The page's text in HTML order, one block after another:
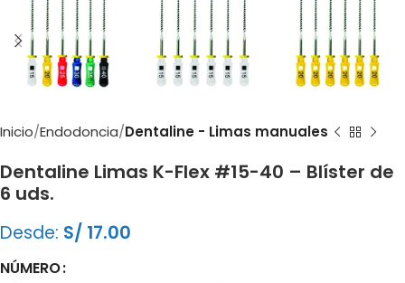
Inicio Endodoncia Dentaline - Limas manuales
Dentaline Limas K-Flex #15-40 – Blíster de
6 uds.
Desde: S/ 17.00
NÚMERO